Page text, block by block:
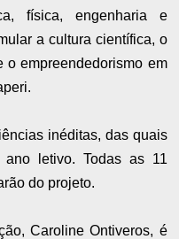
física, engenharia e
a cultura científica, o
o empreendedorismo em
inéditas, das quais
ano letivo. Todas as 11
do projeto.
Caroline Ontiveros, é